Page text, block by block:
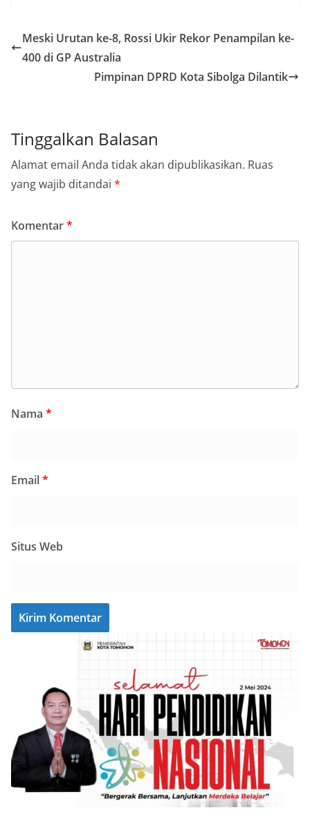
Meski Urutan ke-8, Rossi Ukir Rekor Penampilan ke-
400 di GP Australia
Pimpinan DPRD Kota Sibolga Dilantik
Tinggalkan Balasan
Alamat email Anda tidak akan dipublikasikan. Ruas
yang wajib ditandai *
Komentar*
Nama *
Email*
Situs Web